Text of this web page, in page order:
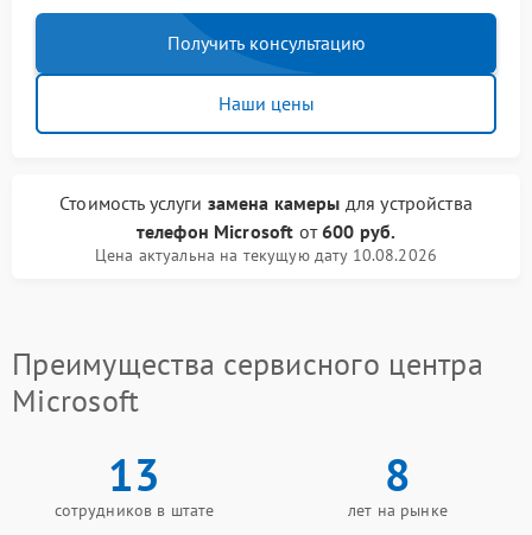
Получить консультацию
Наши цены
Стоимость услуги замена камеры для устройства
телефон Microsoft от600 руб.
Цена актуальна на текущую дату 10.08.2026
Преимущества сервисного центра
Microsoft
13
сотрудников в штате
8
лет на рынке